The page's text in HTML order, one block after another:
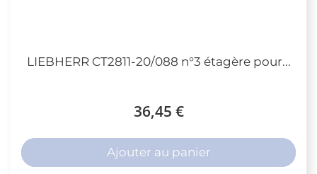
LIEBHERR CT2811-20/088 n°3 étagère pour...
36,45 €
Ajouter au panier